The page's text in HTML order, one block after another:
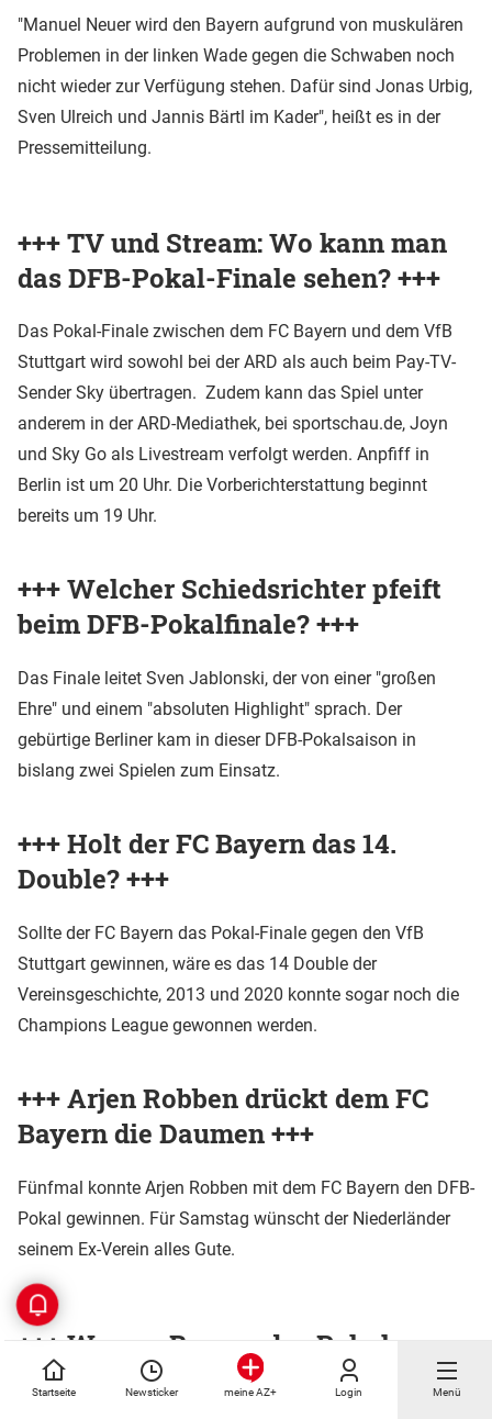
Startseite Newsticker meine AZ+ Login Menü
"Manuel Neuer wird den Bayern aufgrund von muskulären
Problemen in der linken Wade gegen die Schwaben noch
nicht wieder zur Verfügung stehen. Dafür sind Jonas Urbig,
Sven Ulreich und Jannis Bärtl im Kader", heißt es in der
Pressemitteilung.
+++ TV und Stream: Wo kann man
das DFB-Pokal-Finale sehen? +++
Das Pokal-Finale zwischen dem FC Bayern und dem VfB
Stuttgart wird sowohl bei der ARD als auch beim Pay-TV-
Sender Sky übertragen. Zudem kann das Spiel unter
anderem in der ARD-Mediathek, bei sportschau.de, Joyn
und Sky Go als Livestream verfolgt werden. Anpfiff in
Berlin ist um 20 Uhr. Die Vorberichterstattung beginnt
bereits um 19 Uhr.
+++ Welcher Schiedsrichter pfeift
beim DFB-Pokalfinale? +++
Das Finale leitet Sven Jablonski, der von einer "großen
Ehre" und einem "absoluten Highlight" sprach. Der
gebürtige Berliner kam in dieser DFB-Pokalsaison in
bislang zwei Spielen zum Einsatz.
+++ Holt der FC Bayern das 14.
Double? +++
Sollte der FC Bayern das Pokal-Finale gegen den VfB
Stuttgart gewinnen, wäre es das 14 Double der
Vereinsgeschichte, 2013 und 2020 konnte sogar noch die
Champions League gewonnen werden.
+++ Arjen Robben drückt dem FC
Bayern die Daumen +++
Fünfmal konnte Arjen Robben mit dem FC Bayern den DFB-
Pokal gewinnen. Für Samstag wünscht der Niederländer
seinem Ex-Verein alles Gute.
+++ Warum Bayern das Pokal-
Finale unbedingt gewinnen muss